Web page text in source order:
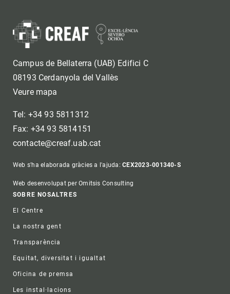
Campus de Bellaterra (UAB) Edifici C
08193 Cerdanyola del Vallès
Veure mapa
Tel: +34 93 5811312
Fax: +34 93 5814151
contacte@creaf.uab.cat
Web s'ha elaborada gràcies a l'ajuda:CEX2023-001340-S
Web desenvolupat per Omitsis Consulting
Footer
SOBRE NOSALTRES
El Centre
La nostra gent
Transparència
Equitat, diversitat i igualtat
Oficina de premsa
Les instal·lacions